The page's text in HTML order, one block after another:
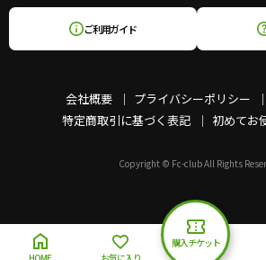
会社概要 プライバシーポリシー
特定商取引に基づく表記
初めてお
ご利用ガイド
Copyright © Fc-club All Rights
購入チケット